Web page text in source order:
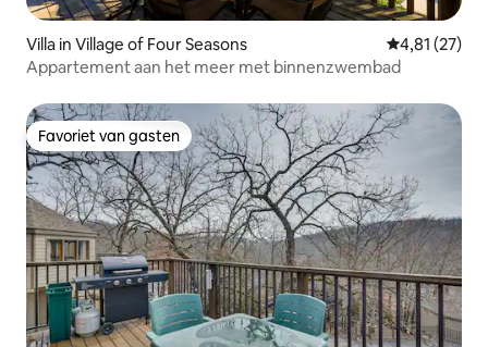
Villa in Village of Four Seasons Gemiddelde
4,81 (27)
Appartement aan het meer met binnenzwembad
Favoriet van gasten
Favoriet van gasten